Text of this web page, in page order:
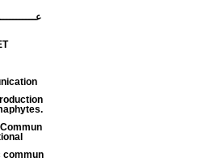
commun